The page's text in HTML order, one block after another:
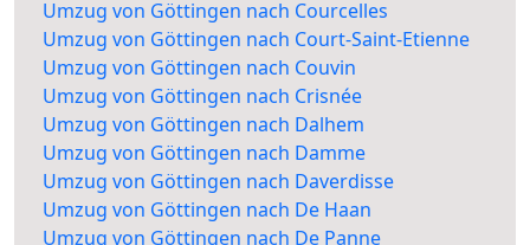
Umzug von Göttingen nach Courcelles
Umzug von Göttingen nach Court-Saint-Etienne
Umzug von Göttingen nach Couvin
Umzug von Göttingen nach Crisnée
Umzug von Göttingen nach Dalhem
Umzug von Göttingen nach Damme
Umzug von Göttingen nach Daverdisse
Umzug von Göttingen nach De Haan
Umzug von Göttingen nach De Panne